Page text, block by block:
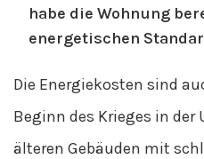
habe die Wohnung
energetischen
Die Energiekosten sind
Beginn des Krieges in der
älteren Gebäuden mit